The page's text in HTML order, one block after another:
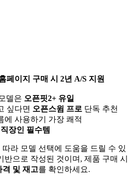
페이지 구매 시 2년 A/S 지원
델은 오픈핏2+ 유일
싶다면 오픈스윔 프로 단독 추천
에 사용하기 가장 쾌적
직장인 필수템
라 모델 선택에 도움을 드릴 수 있
반으로 작성된 것이며, 제품 구매 시
격 및 재고를 확인하세요.